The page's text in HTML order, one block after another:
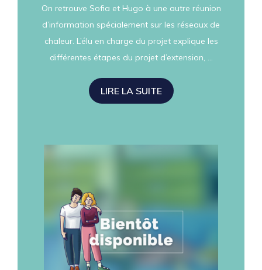
On retrouve Sofia et Hugo à une autre réunion
d’information spécialement sur les réseaux de
chaleur. L’élu en charge du projet explique les
différentes étapes du projet d’extension, …
LIRE LA SUITE